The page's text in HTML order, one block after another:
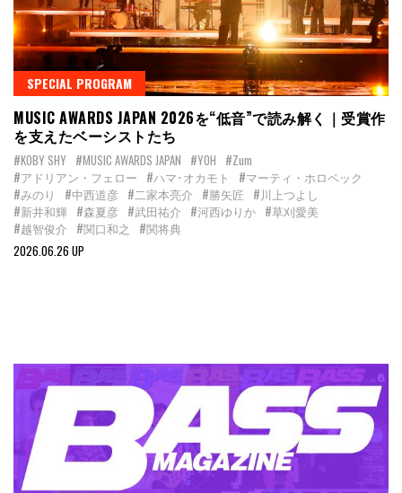
SPECIAL PROGRAM
MUSIC AWARDS JAPAN 2026を“低音”で読み解く｜受賞作
を支えたベーシストたち
#KOBY SHY #MUSIC AWARDS JAPAN #YOH #Zum
#アドリアン・フェロー #ハマ･オカモト
#マーティ・ホロベック
#みのり
#中西道彦 #二家本亮介 #勝矢匠 #川上つよし
#新井和輝 #森夏彦 #武田祐介 #河西ゆりか #草刈愛美
#越智俊介 #関口和之
#関将典
2026.06.26 UP